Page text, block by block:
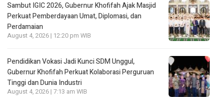
Sambut IGIC 2026, Gubernur Khofifah Ajak Masjid
Perkuat Pemberdayaan Umat, Diplomasi, dan
Perdamaian
August 4, 2026 | 12:20 pm WIB
Pendidikan Vokasi Jadi Kunci SDM Unggul,
Gubernur Khofifah Perkuat Kolaborasi Perguruan
Tinggi dan Dunia Industri
August 4, 2026 | 7:13 am WIB